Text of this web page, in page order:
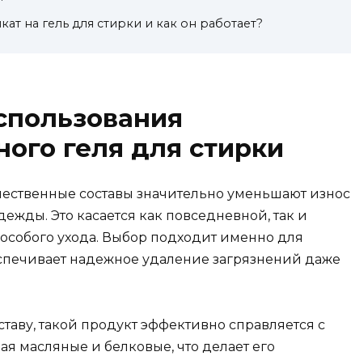
на гель для стирки и как он работает?
геля для стирки
составы значительно уменьшают износ
Это касается как повседневной, так и
ухода. Выбор подходит именно для
надежное удаление загрязнений даже
такой продукт эффективно справляется с
масляные и белковые, что делает его